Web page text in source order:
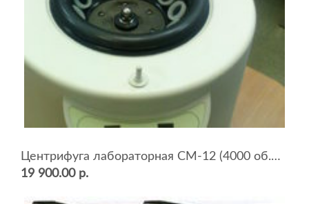
Центрифуга лабораторная СМ-12 (4000 об.мин, 12 пробирок)
19 900.00 р.